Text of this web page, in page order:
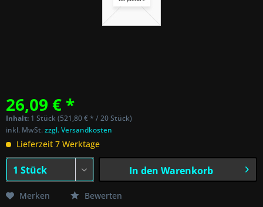
26,09 € *
Inhalt: 1 Stück (521,80 € * / 20 Stück)
inkl. MwSt.zzgl. Versandkosten
Lieferzeit 7 Werktage
In den Warenkorb
Merken Bewerten